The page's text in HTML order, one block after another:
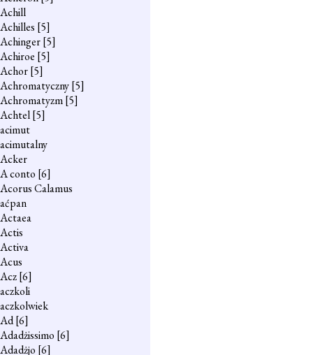
Achill
Achilles [5]
Achinger[5]
Achiroe [5]
Achor[5]
Achromatyczny[5]
Achromatyzm[5]
Achtel[5]
acimut
acimutalny
Acker
A conto [6]
Acorus Calamus
aćpan
Actaea
Actis
Activa
Acus
Acz[6]
aczkoli
aczkolwiek
Ad[6]
Adadżissimo [6]
Adadżjo [6]